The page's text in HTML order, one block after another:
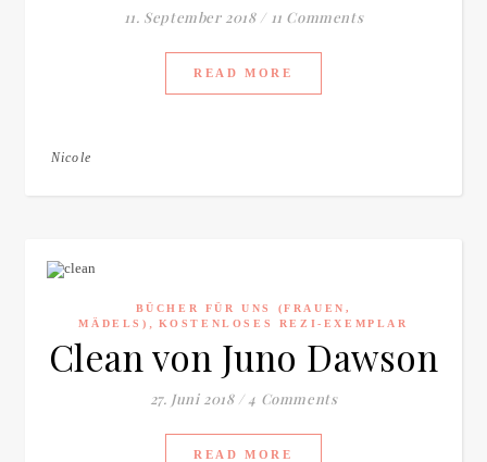
11. September 2018 / 11 Comments
READ MORE
Nicole
BÜCHER FÜR UNS (FRAUEN,
MÄDELS) , KOSTENLOSES REZI-EXEMPLAR
Clean von Juno Dawson
27. Juni 2018 / 4 Comments
READ MORE